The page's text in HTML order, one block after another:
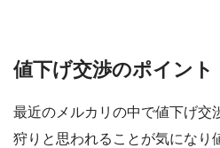
値下げ交渉のポイント
最近のメルカリの中で値下げ交
狩りと思われることが気になり